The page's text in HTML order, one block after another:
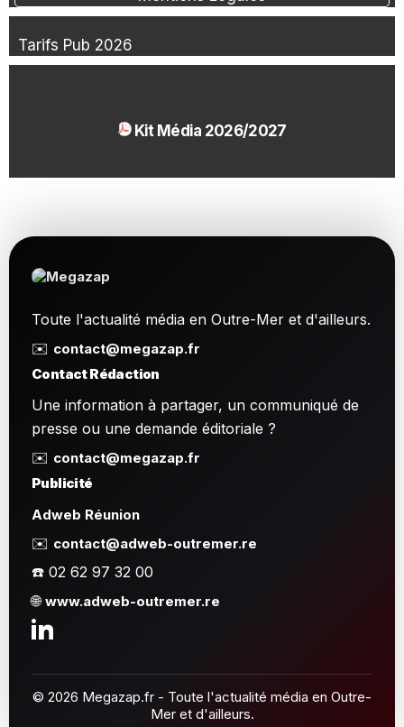
Tarifs Pub 2026
Kit Média 2026/2027
Toute l'actualité média en Outre-Mer et d'ailleurs.
✉️ contact@megazap.fr
Contact Rédaction
Une information à partager, un communiqué de
presse ou une demande éditoriale ?
✉️ contact@megazap.fr
Publicité
Adweb Réunion
✉️ contact@adweb-outremer.re
☎️ 02 62 97 32 00
🌐www.adweb-outremer.re
© 2026 Megazap.fr - Toute l'actualité média en Outre-
Mer et d'ailleurs.